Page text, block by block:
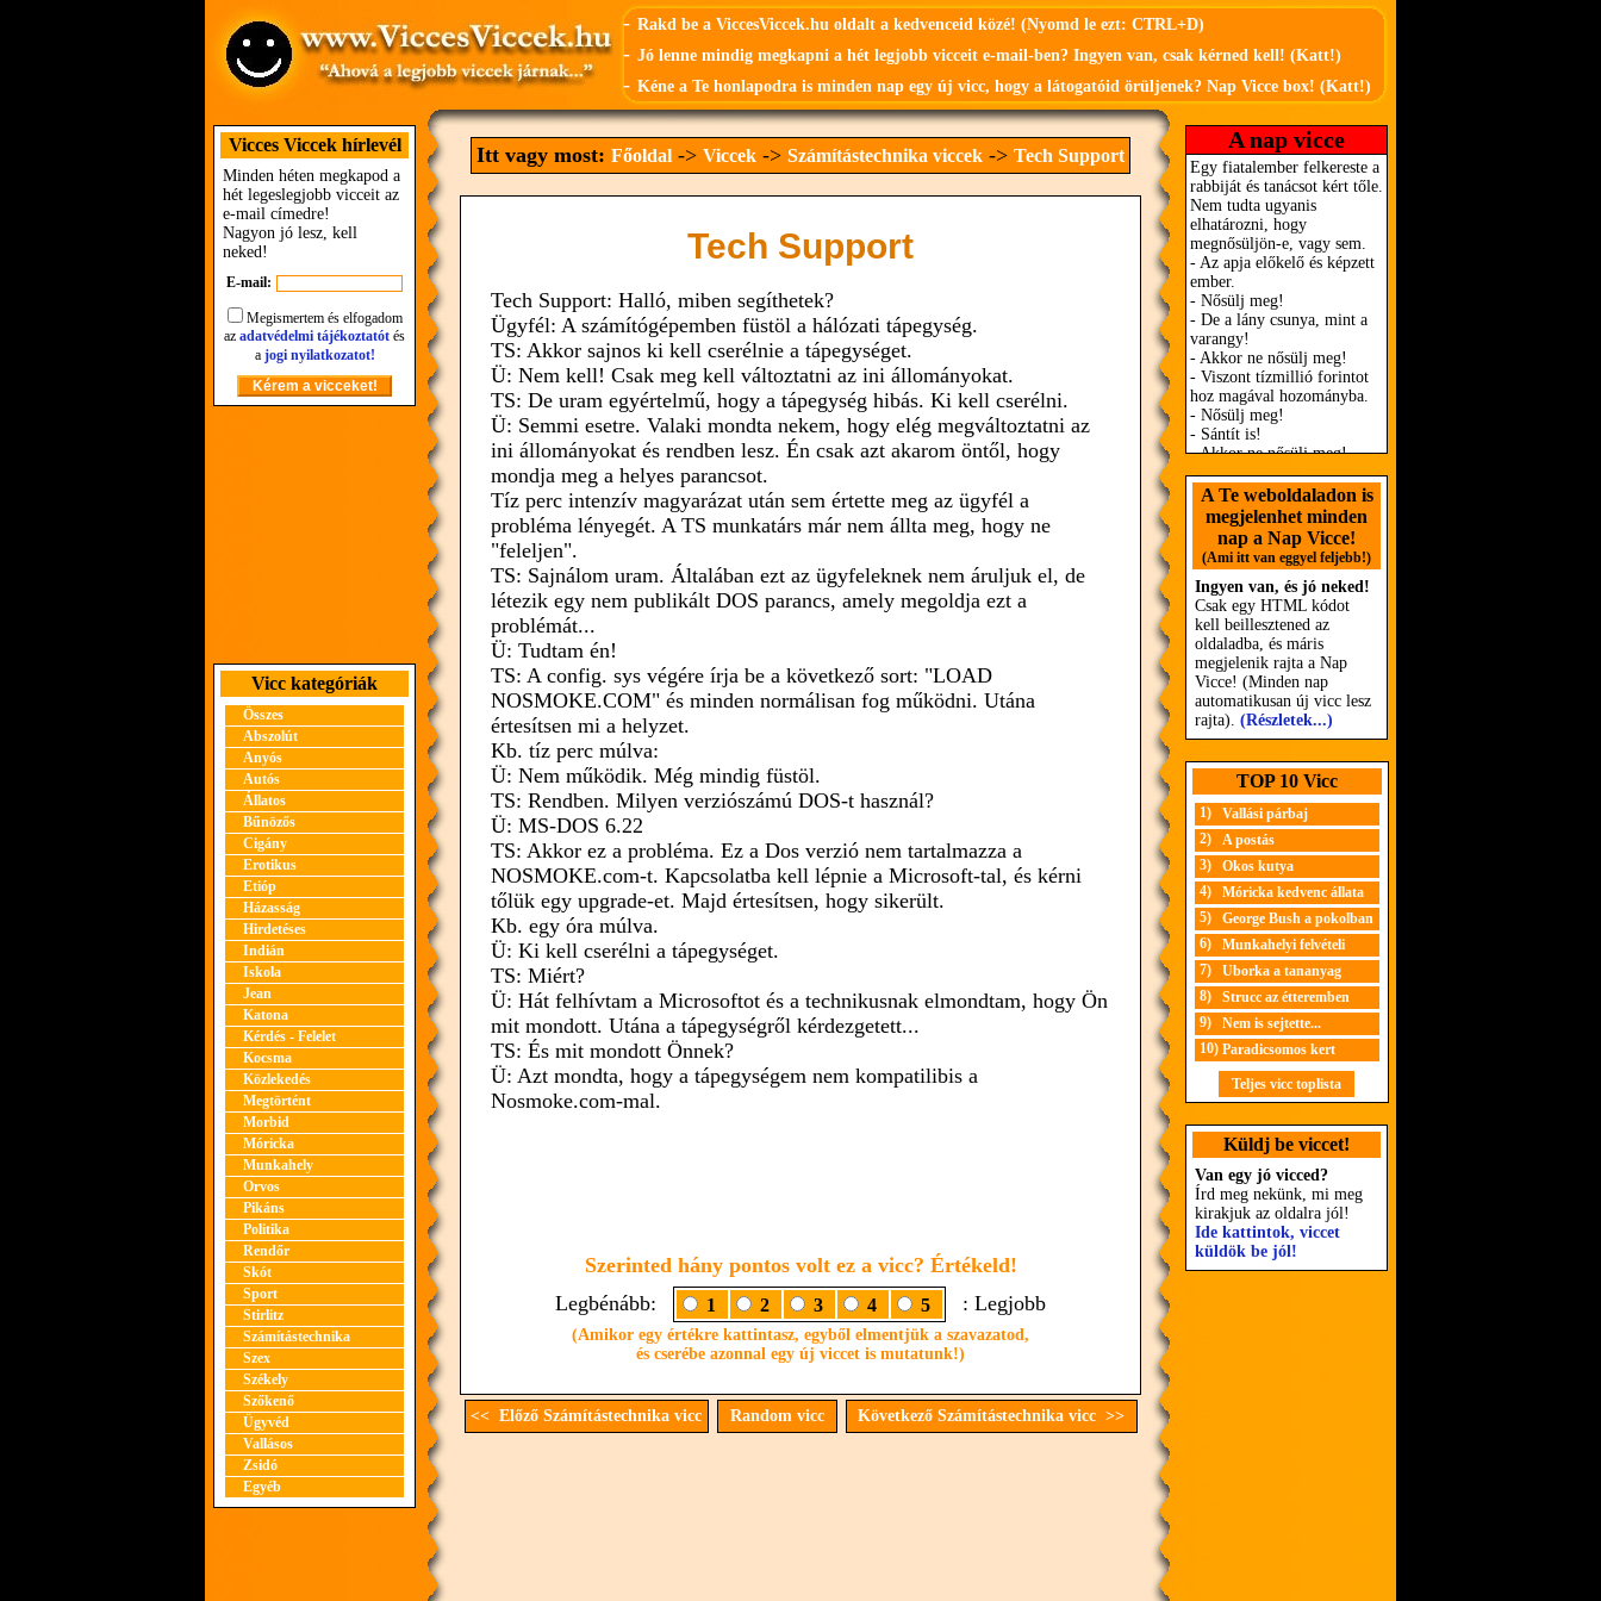
- Rakd be a ViccesViccek.hu oldalt a kedvenceid közé! (Nyomd le ezt: CTRL+D)
- Jó lenne mindig megkapni a hét legjobb vicceit e-mail-ben? Ingyen van, csak kérned kell! (Katt!)
- Kéne a Te honlapodra is minden nap egy új vicc, hogy a látogatóid örüljenek? Nap Vicce box! (Katt!)
Vicces Viccek hírlevél
Minden héten megkapod a
hét legeslegjobb vicceit az
e-mail címedre!
Nagyon jó lesz, kell
neked!
E-mail:
Megismertem és elfogadom
az adatvédelmi tájékoztatót és
a jogi nyilatkozatot!
Vicc kategóriák
Összes
Abszolút
Anyós
Autós
Állatos
Bűnözős
Cigány
Erotikus
Etióp
Házasság
Hirdetéses
Indián
Iskola
Jean
Katona
Kérdés - Felelet
Kocsma
Közlekedés
Megtörtént
Morbid
Móricka
Munkahely
Orvos
Pikáns
Politika
Rendőr
Skót
Sport
Stirlitz
Számítástechnika
Szex
Székely
Szőkenő
Ügyvéd
Vallásos
Zsidó
Egyéb
Itt vagy most: Főoldal -> Viccek -> Számítástechnika viccek -> Tech Support
Tech Support
Tech Support: Halló, miben segíthetek?
Ügyfél: A számítógépemben füstöl a hálózati tápegység.
TS: Akkor sajnos ki kell cserélnie a tápegységet.
Ü: Nem kell! Csak meg kell változtatni az ini állományokat.
TS: De uram egyértelmű, hogy a tápegység hibás. Ki kell cserélni.
Ü: Semmi esetre. Valaki mondta nekem, hogy elég megváltoztatni az
ini állományokat és rendben lesz. Én csak azt akarom öntől, hogy
mondja meg a helyes parancsot.
Tíz perc intenzív magyarázat után sem értette meg az ügyfél a
probléma lényegét. A TS munkatárs már nem állta meg, hogy ne
"feleljen".
TS: Sajnálom uram. Általában ezt az ügyfeleknek nem áruljuk el, de
létezik egy nem publikált DOS parancs, amely megoldja ezt a
problémát...
Ü: Tudtam én!
TS: A config. sys végére írja be a következő sort: "LOAD
NOSMOKE.COM" és minden normálisan fog működni. Utána
értesítsen mi a helyzet.
Kb. tíz perc múlva:
Ü: Nem működik. Még mindig füstöl.
TS: Rendben. Milyen verziószámú DOS-t használ?
Ü: MS-DOS 6.22
TS: Akkor ez a probléma. Ez a Dos verzió nem tartalmazza a
NOSMOKE.com-t. Kapcsolatba kell lépnie a Microsoft-tal, és kérni
tőlük egy upgrade-et. Majd értesítsen, hogy sikerült.
Kb. egy óra múlva.
Ü: Ki kell cserélni a tápegységet.
TS: Miért?
Ü: Hát felhívtam a Microsoftot és a technikusnak elmondtam, hogy Ön
mit mondott. Utána a tápegységről kérdezgetett...
TS: És mit mondott Önnek?
Ü: Azt mondta, hogy a tápegységem nem kompatilibis a
Nosmoke.com-mal.
Szerinted hány pontos volt ez a vicc? Értékeld!
Legbénább:
1 2 3 4 5 : Legjobb
(Amikor egy értékre kattintasz, egyből elmentjük a szavazatod,
és cserébe azonnal egy új viccet is mutatunk!)
<< Előző Számítástechnika vicc Random vicc Következő Számítástechnika vicc >>
A nap vicce
A Te weboldaladon is
megjelenhet minden
nap a Nap Vicce!
(Ami itt van eggyel feljebb!)
Ingyen van, és jó neked!
Csak egy HTML kódot
kell beillesztened az
oldaladba, és máris
megjelenik rajta a Nap
Vicce! (Minden nap
automatikusan új vicc lesz
rajta). (Részletek...)
TOP 10 Vicc
1)
Vallási párbaj
2)
A postás
3)
Okos kutya
4)
Móricka kedvenc állata
5)
George Bush a pokolban
6)
Munkahelyi felvételi
7)
Uborka a tananyag
8)
Strucc az étteremben
9)
Nem is sejtette...
10) Paradicsomos kert
Teljes vicc toplista
Küldj be viccet!
Van egy jó vicced?
Írd meg nekünk, mi meg
kirakjuk az oldalra jól!
Ide kattintok, viccet
küldök be jól!